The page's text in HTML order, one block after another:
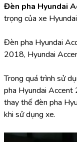
Đèn pha Hyundai
trọng của xe
Đèn pha Hyundai
2018, Hyundai
Trong quá trình sử
pha Hyundai Accent
thay thế đèn pha
khi sử dụng xe.